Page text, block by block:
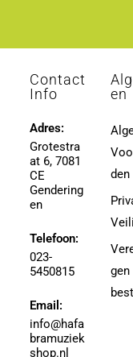
Contact
Info
Adres:
Grotestra
at 6, 7081
CE
Gendering
en
Telefoon:
023-
5450815
Email:
info@hafa
bramuziek
shop.nl
en
den
gen